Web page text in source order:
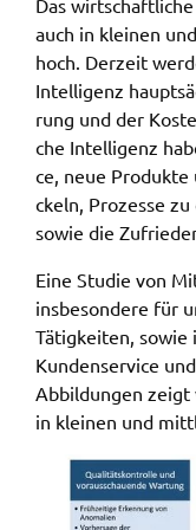
auch in klei­nen
hoch. Derzeit
Intel­li­genz
rung und der
che Intel­li­genz
ce, neue
ckeln, Prozes­se
sowie die
Eine Studie von
insbe­son­de­re für
Tätig­kei­ten, sowie
Kunden­ser­vice
Abbil­dun­gen zeigt
in klei­nen und
gelten. Auf
Funktionen
Wiedergabe
Funktionen
901 Cherry
unterliegen
Hierbei wird
verwendet,
Speicherung
Wiedergabe
Wiedergabe
gestartet,
Informationen
werden Sie
gebeten.
USA eine